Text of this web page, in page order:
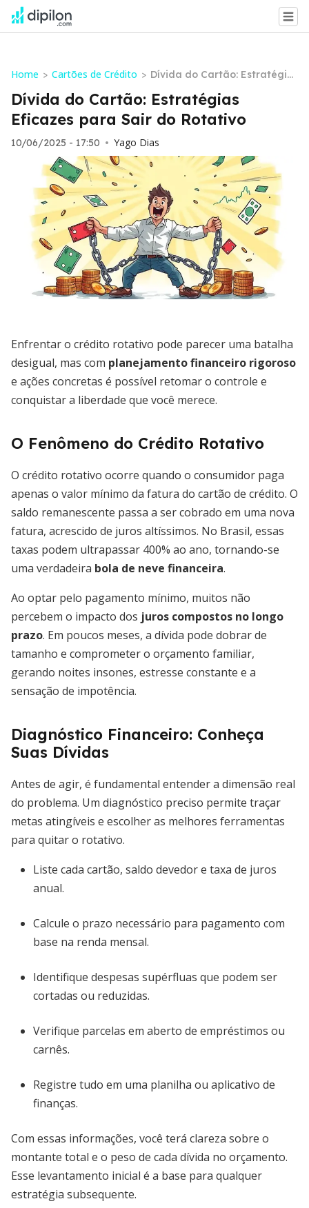
Home > Cartões de Crédito > Dívida do Cartão: Estratégia
s Eficazes para Sair do Rotat
ivo
Dívida do Cartão: Estratégias
Eficazes para Sair do Rotativo
10/06/2025 - 17:50 • Yago Dias
Enfrentar o crédito rotativo pode parecer uma batalha
desigual, mas com planejamento financeiro rigoroso
e ações concretas é possível retomar o controle e
conquistar a liberdade que você merece.
O Fenômeno do Crédito Rotativo
O crédito rotativo ocorre quando o consumidor paga
apenas o valor mínimo da fatura do cartão de crédito. O
saldo remanescente passa a ser cobrado em uma nova
fatura, acrescido de juros altíssimos. No Brasil, essas
taxas podem ultrapassar 400% ao ano, tornando-se
uma verdadeira bola de neve financeira.
Ao optar pelo pagamento mínimo, muitos não
percebem o impacto dos juros compostos no longo
prazo. Em poucos meses, a dívida pode dobrar de
tamanho e comprometer o orçamento familiar,
gerando noites insones, estresse constante e a
sensação de impotência.
Diagnóstico Financeiro: Conheça
Suas Dívidas
Antes de agir, é fundamental entender a dimensão real
do problema. Um diagnóstico preciso permite traçar
metas atingíveis e escolher as melhores ferramentas
para quitar o rotativo.
Liste cada cartão, saldo devedor e taxa de juros
anual.
Calcule o prazo necessário para pagamento com
base na renda mensal.
Identifique despesas supérfluas que podem ser
cortadas ou reduzidas.
Verifique parcelas em aberto de empréstimos ou
carnês.
Registre tudo em uma planilha ou aplicativo de
finanças.
Com essas informações, você terá clareza sobre o
montante total e o peso de cada dívida no orçamento.
Esse levantamento inicial é a base para qualquer
estratégia subsequente.